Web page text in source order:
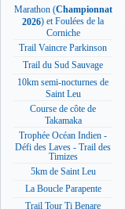
Marathon (Championnat
2026) et Foulées de la
Corniche
Trail Vaincre Parkinson
Trail du Sud Sauvage
10km semi-nocturnes de
Saint Leu
Course de côte de
Takamaka
Trophée Océan Indien -
Défi des Laves - Trail des
Timizes
5km de Saint Leu
La Boucle Parapente
Trail Tour Ti Benare